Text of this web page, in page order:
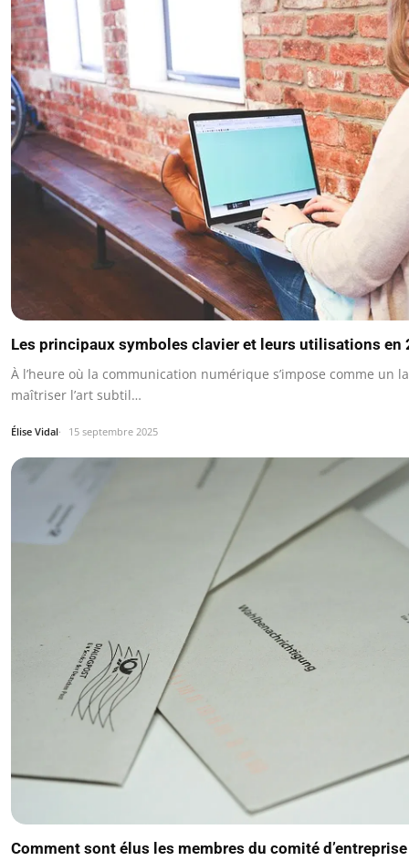
Les principaux symboles clavier et leurs utilisations en
À l’heure où la communication numérique s’impose comme un
maîtriser l’art subtil…
Élise Vidal 15 septembre 2025
Comment sont élus les membres du comité